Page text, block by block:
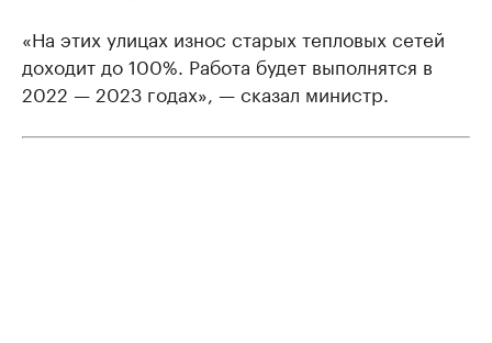
«На этих улицах износ старых тепловых сетей
доходит до 100%. Работа будет выполнятся в
2022 — 2023 годах», — сказал министр.